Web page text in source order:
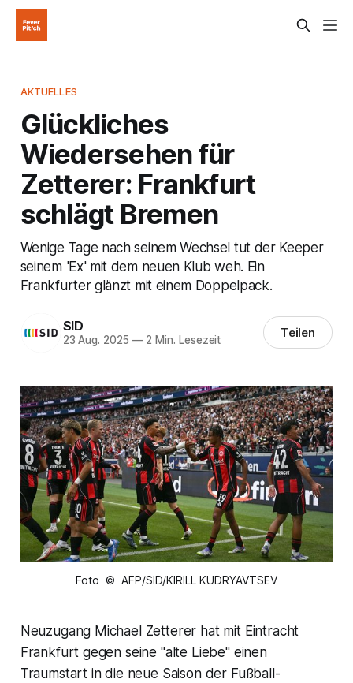
AKTUELLES
Glückliches
Wiedersehen für
Zetterer: Frankfurt
schlägt Bremen
Wenige Tage nach seinem Wechsel tut der Keeper
seinem 'Ex' mit dem neuen Klub weh. Ein
Frankfurter glänzt mit einem Doppelpack.
SID
23 Aug. 2025 —2 Min. Lesezeit Teilen
Foto © AFP/SID/KIRILL KUDRYAVTSEV
Neuzugang Michael Zetterer hat mit Eintracht
Frankfurt gegen seine "alte Liebe" einen
Traumstart in die neue Saison der Fußball-